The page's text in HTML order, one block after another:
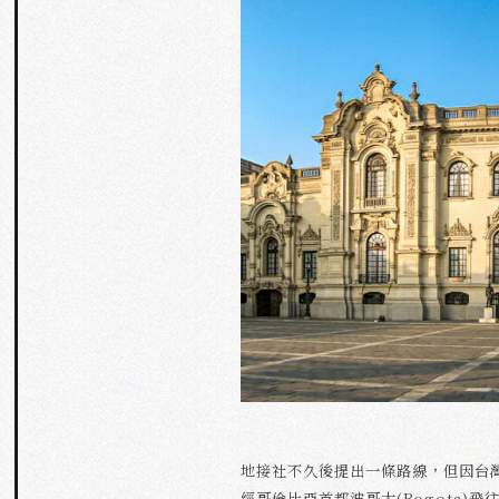
地接社不久後提出一條路線，但因